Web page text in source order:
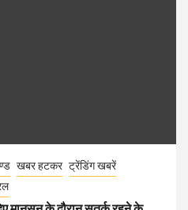
खबर हटकर ट्रेंडिंग खबरें